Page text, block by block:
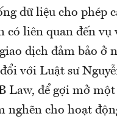
dữ liệu cho phép
có liên quan đến vụ
dịch đảm bảo ở
với Luật sư
Law, để gợi mở
nghẽn cho hoạt